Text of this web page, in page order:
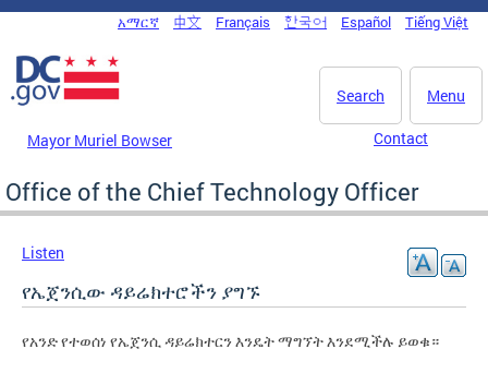
Skip to main content
DC Agency Top Menu
አማርኛ 中文 Français 한국어 Español Tiếng Việt
Menu
Search
Mayor Muriel Bowser Contact
Office of the Chief Technology Officer
Listen
የኤጀንሲው ዳይሬክተሮችን ያግኙ
የአንድ የተወሰነ የኤጀንሲ ዳይሬክተርን እንዴት ማግኘት እንደሚችሉ ይወቁ።